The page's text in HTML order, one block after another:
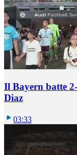
Il Bayern batte
Diaz
03:33